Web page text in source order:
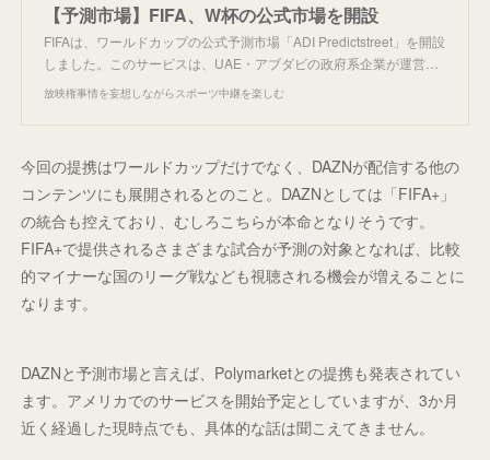
【予測市場】FIFA、W杯の公式市場を開設
FIFAは、ワールドカップの公式予測市場「ADI Predictstreet」を開設
しました。このサービスは、UAE・アブダビの政府系企業が運営…
放映権事情を妄想しながらスポーツ中継を楽しむ
今回の提携はワールドカップだけでなく、DAZNが配信する他の
コンテンツにも展開されるとのこと。DAZNとしては「FIFA+」
の統合も控えており、むしろこちらが本命となりそうです。
FIFA+で提供されるさまざまな試合が予測の対象となれば、比較
的マイナーな国のリーグ戦なども視聴される機会が増えることに
なります。
DAZNと予測市場と言えば、Polymarketとの提携も発表されてい
ます。アメリカでのサービスを開始予定としていますが、3か月
近く経過した現時点でも、具体的な話は聞こえてきません。